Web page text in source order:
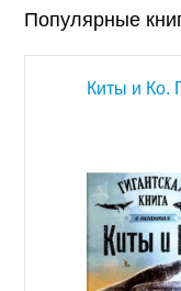
Популярные
Киты и Ко.